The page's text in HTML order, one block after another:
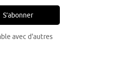
S’abonner
avec d'autres